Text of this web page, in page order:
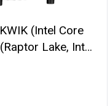
(Intel Core
Lake, Intel
ГБ ОЗУ (2